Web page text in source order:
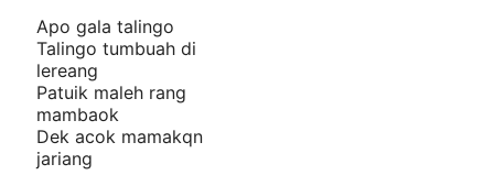
Apo gala talingo
Talingo tumbuah di
lereang
Patuik maleh rang
mambaok
Dek acok mamakqn
jariang